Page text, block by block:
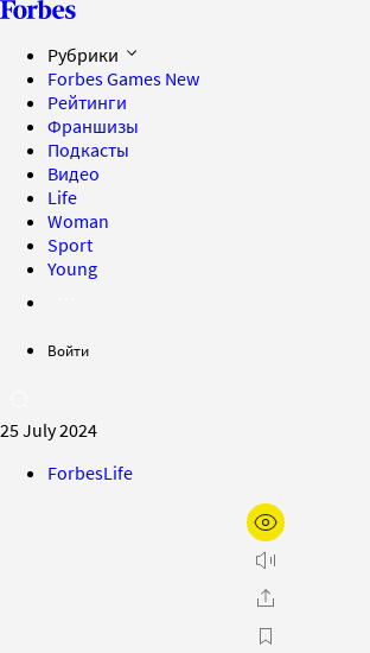
Рубрики
Forbes Games New
Рейтинги
Франшизы
Подкасты
Видео
Life
Woman
Sport
Young
Войти
25 July 2024
ForbesLife